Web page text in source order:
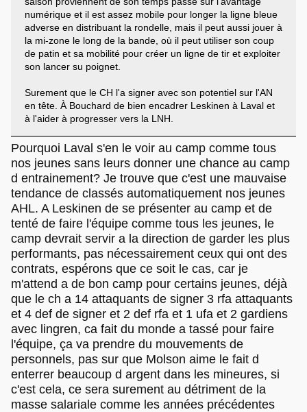
numérique et il est assez mobile pour longer la ligne bleue
adverse en distribuant la rondelle, mais il peut aussi jouer à
la mi-zone le long de la bande, où il peut utiliser son coup
de patin et sa mobilité pour créer un ligne de tir et exploiter
son lancer su poignet.
Surement que le CH l'a signer avec son potentiel sur l'AN
en tête. À Bouchard de bien encadrer Leskinen à Laval et
à l'aider à progresser vers la LNH.
Pourquoi Laval s'en le voir au camp comme tous
nos jeunes sans leurs donner une chance au camp
d entrainement? Je trouve que c'est une mauvaise
tendance de classés automatiquement nos jeunes
AHL. A Leskinen de se présenter au camp et de
tenté de faire l'équipe comme tous les jeunes, le
camp devrait servir a la direction de garder les plus
performants, pas nécessairement ceux qui ont des
contrats, espérons que ce soit le cas, car je
m'attend a de bon camp pour certains jeunes, déjà
que le ch a 14 attaquants de signer 3 rfa attaquants
et 4 def de signer et 2 def rfa et 1 ufa et 2 gardiens
avec lingren, ca fait du monde a tassé pour faire
l'équipe, ça va prendre du mouvements de
personnels, pas sur que Molson aime le fait d
enterrer beaucoup d argent dans les mineures, si
c'est cela, ce sera surement au détriment de la
masse salariale comme les années précédentes